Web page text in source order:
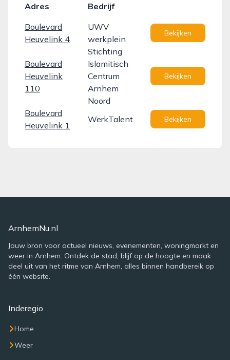
Adres
Bedrijf
Boulevard
Heuvelink 4
UWV
werkplein
Bekijken
Boulevard
Heuvelink
110
Stichting
Islamitisch
Centrum
Arnhem
Noord
Bekijken
Boulevard
Heuvelink 1
WerkTalent Bekijken
ArnhemNu.nl
Jouw bron voor actueel nieuws, evenementen, woningmarkt en
weer in Arnhem. Ontdek de stad, blijf op de hoogte en maak
deel uit van het ritme van Arnhem, alles binnen handbereik op
één website.
Inderegio
Home
Weer